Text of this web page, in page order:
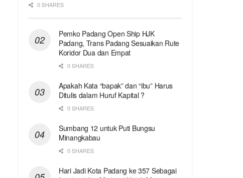
0 SHARES
Pemko Padang Open Ship HJK
Padang, Trans Padang Sesuaikan Rute
Koridor Dua dan Empat
0 SHARES
Apakah Kata “bapak” dan “ibu” Harus
Ditulis dalam Huruf Kapital ?
0 SHARES
Sumbang 12 untuk Puti Bungsu
Minangkabau
0 SHARES
Hari Jadi Kota Padang ke 357 Sebagai